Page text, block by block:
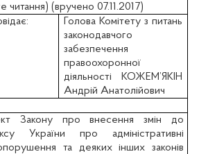
читання) (вручено 07.11.2017)
Голова Комітету з питань
законодавчого
забезпечення
правоохоронної
діяльності КОЖЕМ’ЯКІН
Андрій Анатолійович
Закону про внесення змін до
України про адміністративні
та деяких інших законів